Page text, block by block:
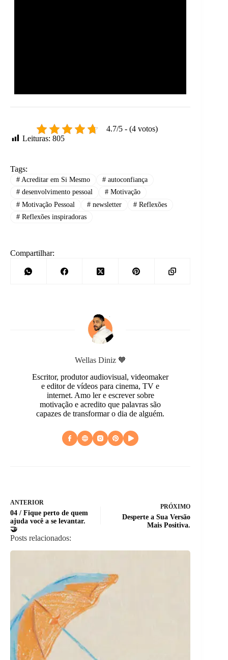
4.7/5 - (4 votos)
Leituras: 805
Tags:
#Acreditar em Si Mesmo #autoconfiança
#desenvolvimento pessoal #Motivação
#Motivação Pessoal #newsletter # Reflexões
#Reflexões inspiradoras
Compartilhar:
Wellas Diniz 🧡
Escritor, produtor audiovisual, videomaker
e editor de vídeos para cinema, TV e
internet. Amo ler e escrever sobre
motivação e acredito que palavras são
capazes de transformar o dia de alguém.
ANTERIOR
04 / Fique perto de quem
ajuda você a se levantar.
🤝
PRÓXIMO
Desperte a Sua Versão
Mais Positiva.
Posts relacionados: